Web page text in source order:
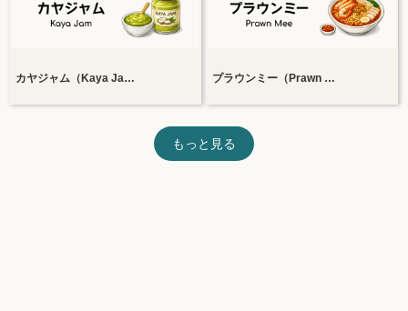
カヤジャム（Kaya Ja… プラウンミー（Prawn …
もっと見る